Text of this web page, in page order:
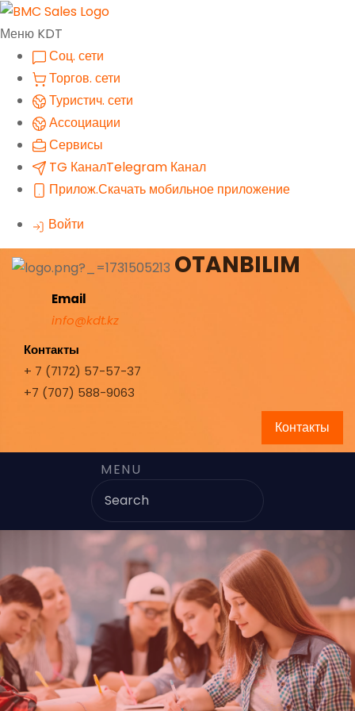
Меню KDT
Соц. сети
Торгов. сети
Туристич. сети
Ассоциации
Сервисы
TG КаналTelegram Канал
Прилож.Скачать мобильное приложение
Войти
OTANBILIM
Email
info@kdt.kz
Контакты
+ 7 (7172) 57-57-37
+7 (707) 588-9063
Контакты
MENU